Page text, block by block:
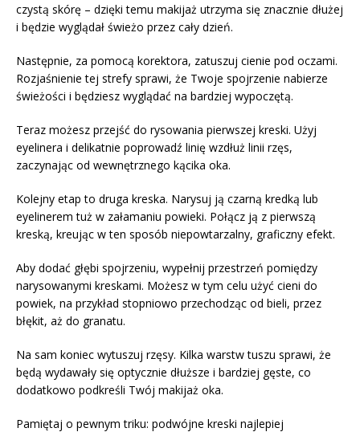
czystą skórę – dzięki temu makijaż utrzyma się znacznie dłużej
i będzie wyglądał świeżo przez cały dzień.
Następnie, za pomocą korektora, zatuszuj cienie pod oczami.
Rozjaśnienie tej strefy sprawi, że Twoje spojrzenie nabierze
świeżości i będziesz wyglądać na bardziej wypoczętą.
Teraz możesz przejść do rysowania pierwszej kreski. Użyj
eyelinera i delikatnie poprowadź linię wzdłuż linii rzęs,
zaczynając od wewnętrznego kącika oka.
Kolejny etap to druga kreska. Narysuj ją czarną kredką lub
eyelinerem tuż w załamaniu powieki. Połącz ją z pierwszą
kreską, kreując w ten sposób niepowtarzalny, graficzny efekt.
Aby dodać głębi spojrzeniu, wypełnij przestrzeń pomiędzy
narysowanymi kreskami. Możesz w tym celu użyć cieni do
powiek, na przykład stopniowo przechodząc od bieli, przez
błękit, aż do granatu.
Na sam koniec wytuszuj rzęsy. Kilka warstw tuszu sprawi, że
będą wydawały się optycznie dłuższe i bardziej gęste, co
dodatkowo podkreśli Twój makijaż oka.
Pamiętaj o pewnym triku: podwójne kreski najlepiej